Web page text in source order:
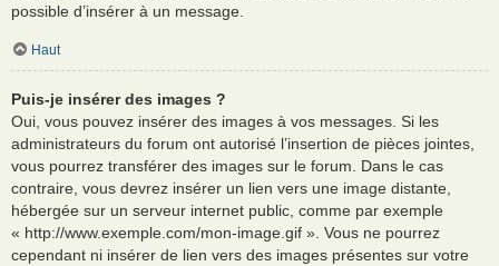
possible d’insérer à un message.
Haut
Puis-je insérer des images ?
Oui, vous pouvez insérer des images à vos messages. Si les
administrateurs du forum ont autorisé l’insertion de pièces jointes,
vous pourrez transférer des images sur le forum. Dans le cas
contraire, vous devrez insérer un lien vers une image distante,
hébergée sur un serveur internet public, comme par exemple
« http://www.exemple.com/mon-image.gif ». Vous ne pourrez
cependant ni insérer de lien vers des images présentes sur votre